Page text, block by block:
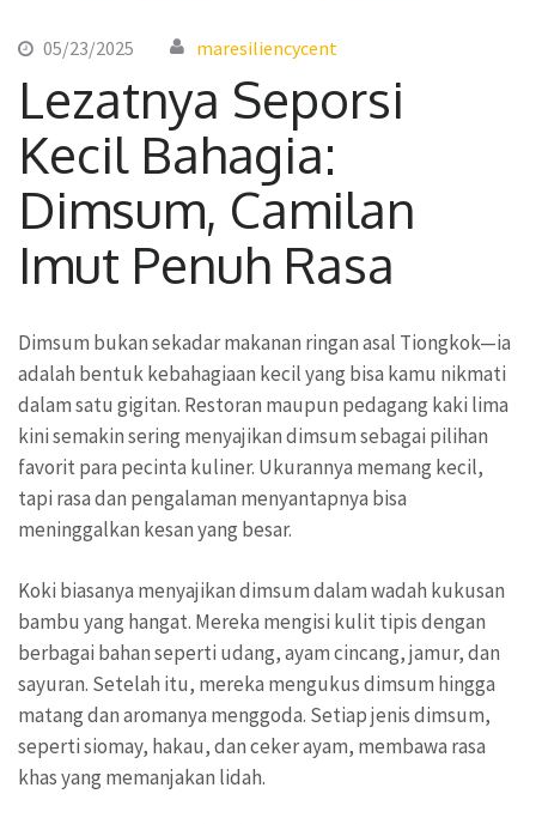
05/23/2025 maresiliencycent
Lezatnya Seporsi
Kecil Bahagia:
Dimsum, Camilan
Imut Penuh Rasa
Dimsum bukan sekadar makanan ringan asal Tiongkok—ia
adalah bentuk kebahagiaan kecil yang bisa kamu nikmati
dalam satu gigitan. Restoran maupun pedagang kaki lima
kini semakin sering menyajikan dimsum sebagai pilihan
favorit para pecinta kuliner. Ukurannya memang kecil,
tapi rasa dan pengalaman menyantapnya bisa
meninggalkan kesan yang besar.
Koki biasanya menyajikan dimsum dalam wadah kukusan
bambu yang hangat. Mereka mengisi kulit tipis dengan
berbagai bahan seperti udang, ayam cincang, jamur, dan
sayuran. Setelah itu, mereka mengukus dimsum hingga
matang dan aromanya menggoda. Setiap jenis dimsum,
seperti siomay, hakau, dan ceker ayam, membawa rasa
khas yang memanjakan lidah.